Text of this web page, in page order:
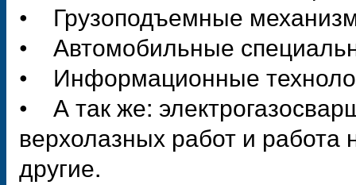
• Грузоподъемные
• Автомобильные
• Информационные
• А так же:
верхолазных работ и
другие.